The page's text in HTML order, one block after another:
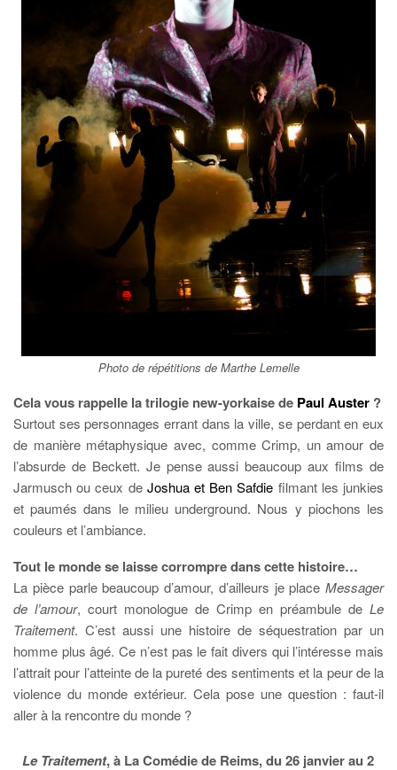
Photo de répétitions de Marthe Lemelle
Cela vous rappelle la trilogie new-yorkaise de Paul Auster ?
Surtout ses personnages errant dans la ville, se perdant en eux
de manière métaphysique avec, comme Crimp, un amour de
l’absurde de Beckett. Je pense aussi beaucoup aux films de
Jarmusch ou ceux de Joshua et Ben Safdie filmant les junkies
et paumés dans le milieu underground. Nous y piochons les
couleurs et l’ambiance.
Tout le monde se laisse corrompre dans cette histoire…
La pièce parle beaucoup d’amour, d’ailleurs je place Messager
de l’amour, court monologue de Crimp en préambule de Le
Traitement. C’est aussi une histoire de séquestration par un
homme plus âgé. Ce n’est pas le fait divers qui l’intéresse mais
l’attrait pour l’atteinte de la pureté des sentiments et la peur de la
violence du monde extérieur. Cela pose une question : faut-il
aller à la rencontre du monde ?
Le Traitement, à La Comédie de Reims, du 26 janvier au 2